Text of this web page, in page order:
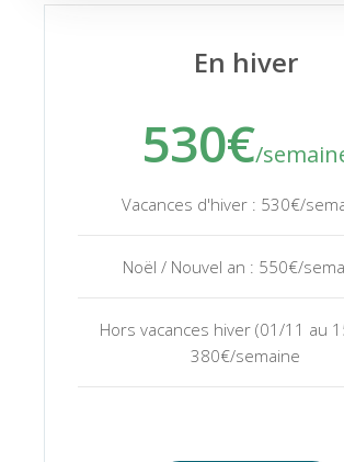
En hiver
530€/
Vacances d'hiver : 530€/
Noël / Nouvel an : 550€/
Hors vacances hiver (01/11 au
380€/semaine